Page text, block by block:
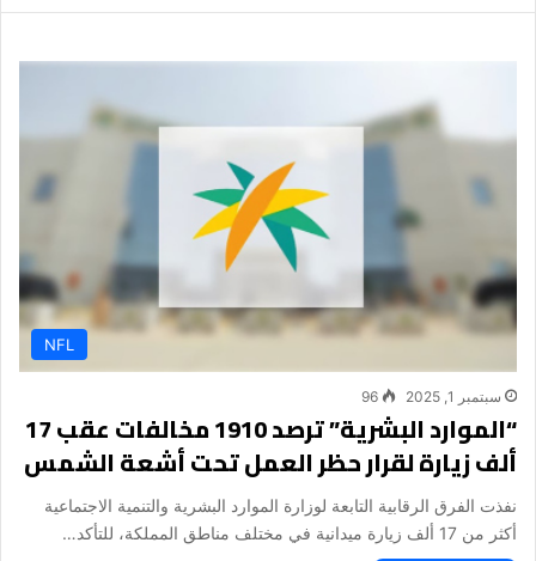
NFL
سبتمبر 1, 2025 96
“الموارد البشرية” ترصد 1910 مخالفات عقب 17
ألف زيارة لقرار حظر العمل تحت أشعة الشمس
نفذت الفرق الرقابية التابعة لوزارة الموارد البشرية والتنمية الاجتماعية
أكثر من 17 ألف زيارة ميدانية في مختلف مناطق المملكة، للتأكد…